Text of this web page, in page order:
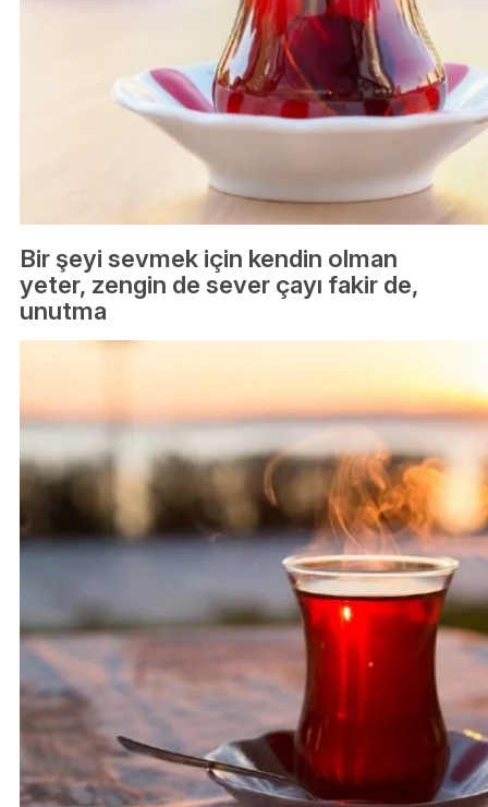
Bir şeyi sevmek için kendin olman
yeter, zengin de sever çayı fakir de,
unutma